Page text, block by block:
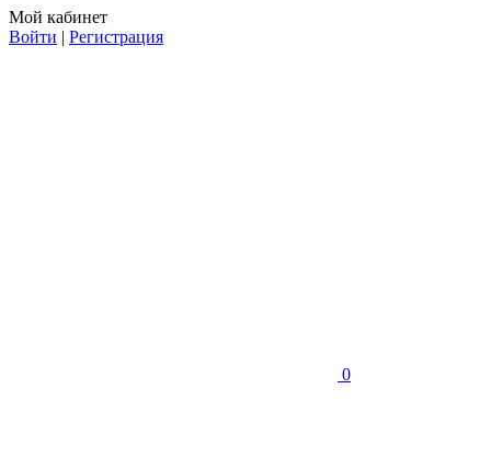
Мой кабинет
Войти | Регистрация
0